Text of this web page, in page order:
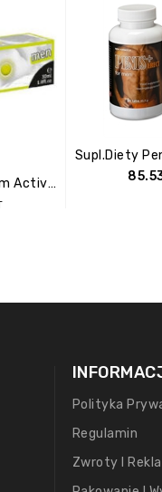
Żel/sprej Power Cream Active Men 50ml
Polityka
Regulamin
Zwroty I